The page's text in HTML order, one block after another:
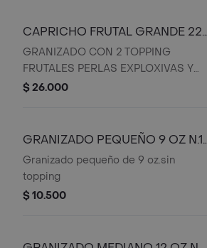
CAPRICHO FRUTAL GRANDE 22
OZ N.11 C
GRANIZADO CON 2 TOPPING
FRUTALES PERLAS EXPLOXIVAS Y
CHUPETA
$ 26.000
GRANIZADO PEQUEÑO 9 OZ N.1
C
Granizado pequeño de 9 oz.sin
topping
$ 10.500